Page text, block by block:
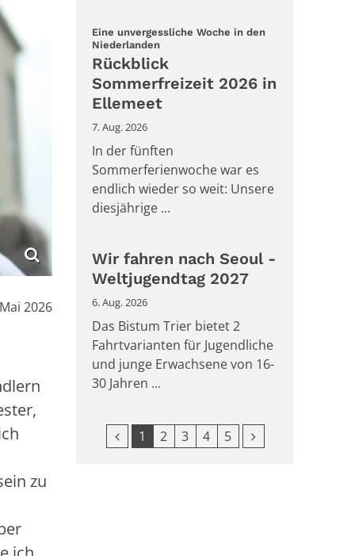
2026
zu
Eine unvergessliche Woche in den
Niederlanden:
Rückblick
Sommerfreizeit 2026 in
Ellemeet
7. Aug. 2026
In der fünften
Sommerferienwoche war es
endlich wieder so weit: Unsere
diesjährige ...
Wir fahren nach Seoul -
Weltjugendtag 2027
6. Aug. 2026
Das Bistum Trier bietet 2
Fahrtvarianten für Jugendliche
und junge Erwachsene von 16-
30 Jahren ...
Vorherige Seite
1 2 3 4 5 Nächste Seite